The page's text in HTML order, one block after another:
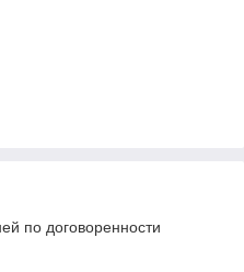
по договоренности